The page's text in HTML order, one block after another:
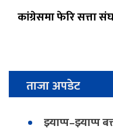
कांग्रेसमा फेरि सत्ता
ताजा अपडेट
झ्याप्प–झ्याप्प